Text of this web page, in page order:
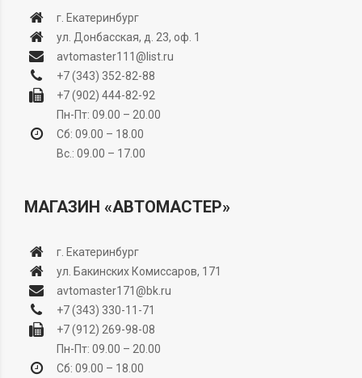
г. Екатеринбург
ул. Донбасская, д. 23, оф. 1
avtomaster111@list.ru
+7 (343) 352-82-88
+7 (902) 444-82-92
Пн-Пт: 09.00 – 20.00
Сб: 09.00 – 18.00
Вс.: 09.00 – 17.00
МАГАЗИН «АВТОМАСТЕР»
г. Екатеринбург
ул. Бакинских Комиссаров, 171
avtomaster171@bk.ru
+7 (343) 330-11-71
+7 (912) 269-98-08
Пн-Пт: 09.00 – 20.00
Сб: 09.00 – 18.00